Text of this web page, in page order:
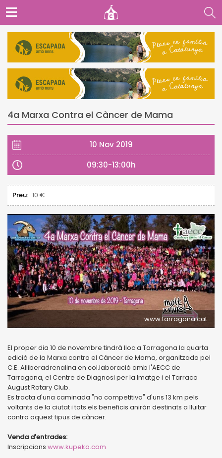
4a Marxa Contra el Càncer de Mama
10 Nov 2019
09:30-13:00h
Preu: 10 €
www.tarragona.cat
El proper dia 10 de novembre tindrà lloc a Tarragona la quarta
edició de la Marxa contra el Càncer de Mama, organitzada pel
C.E. Alliberadrenalina en col.laboració amb l'AECC de
Tarragona, el Centre de Diagnosi per la Imatge i el Tarraco
August Rotary Club.
Es tracta d'una caminada "no competitiva" d'uns 13 km pels
voltants de la ciutat i tots els beneficis aniràn destinats a lluitar
contra aquest tipus de càncer.
Venda d'entrades:
Inscripcions www.kupeka.com